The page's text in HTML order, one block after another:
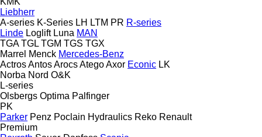
Liebherr
A-series K-Series LH LTM PR R-series
Linde Loglift Luna MAN
TGA TGL TGM TGS TGX
Marrel Menck Mercedes-Benz
ActrosAntosArocsAtegoAxor Econic LK
Norba Nord O&K
L-series
Olsbergs Optima Palfinger
PK
Parker Penz Poclain Hydraulics Reko Renault
Premium